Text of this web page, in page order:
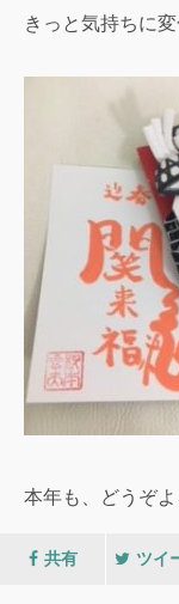
きっと気持ちに
本年も、どうぞよ
共有 ツイ